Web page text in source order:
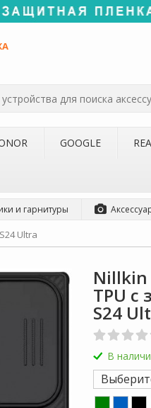
GOOGLE
и гарнитуры
Ultra
Nillkin
TPU
S24
В